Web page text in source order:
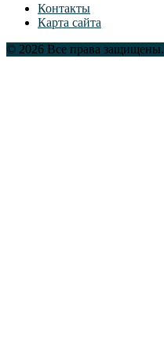
Контакты
Карта сайта
© 2026 Все права защищены.